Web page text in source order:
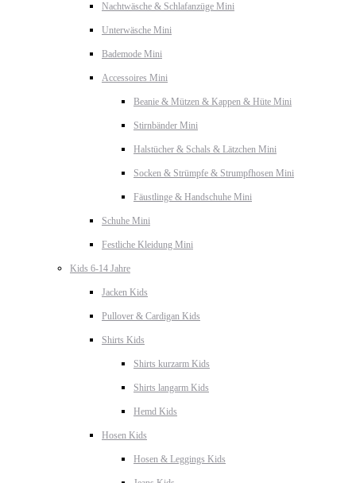
Nachtwäsche & Schlafanzüge Mini
Unterwäsche Mini
Bademode Mini
Accessoires Mini
Beanie & Mützen & Kappen & Hüte Mini
Stirnbänder Mini
Halstücher & Schals & Lätzchen Mini
Socken & Strümpfe & Strumpfhosen Mini
Fäustlinge & Handschuhe Mini
Schuhe Mini
Festliche Kleidung Mini
Kids 6-14 Jahre
Jacken Kids
Pullover & Cardigan Kids
Shirts Kids
Shirts kurzarm Kids
Shirts langarm Kids
Hemd Kids
Hosen Kids
Hosen & Leggings Kids